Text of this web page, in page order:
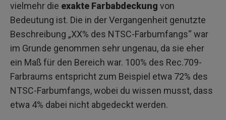
vielmehr die exakte Farbabdeckung von
Bedeutung ist. Die in der Vergangenheit genutzte
Beschreibung „XX% des NTSC-Farbumfangs“ war
im Grunde genommen sehr ungenau, da sie eher
ein Maß für den Bereich war. 100% des Rec.709-
Farbraums entspricht zum Beispiel etwa 72% des
NTSC-Farbumfangs, wobei du wissen musst, dass
etwa 4% dabei nicht abgedeckt werden.